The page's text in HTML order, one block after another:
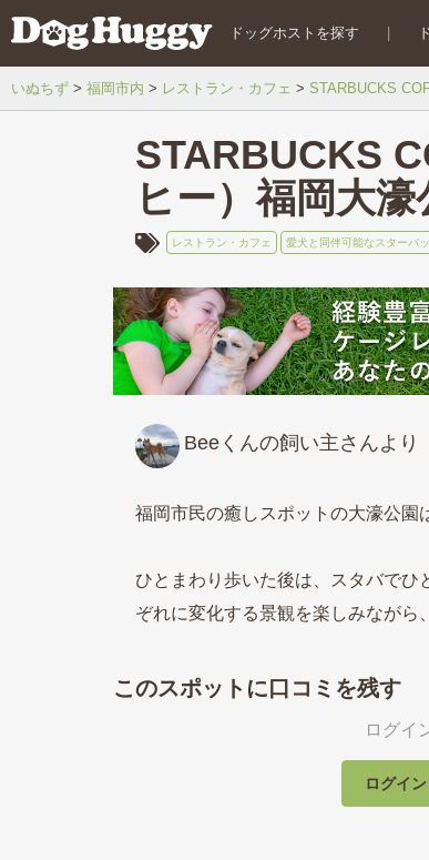
ドッグホストを探す
いぬちず 福岡市内 レストラン・カフェ STARBUCKS
STARBUCKS
ヒー）福岡大濠
レストラン・カフェ 愛犬と同伴可能なスターバ
Beeくんの飼い主さんより
福岡市民の癒しスポットの大濠公園
ひとまわり歩いた後は、スタバで
ぞれに変化する景観を楽しみながら
このスポットに口コミを残す
ログイ
ログイ